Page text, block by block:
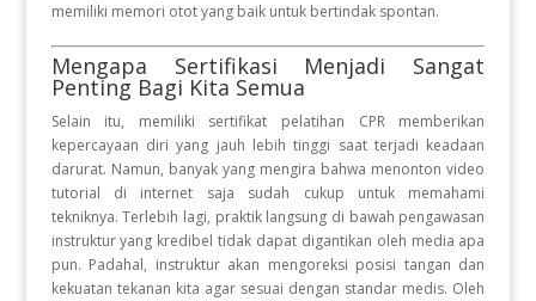
memiliki memori otot yang baik untuk bertindak spontan.
Mengapa Sertifikasi Menjadi Sangat
Penting Bagi Kita Semua
Selain itu, memiliki sertifikat pelatihan CPR memberikan
kepercayaan diri yang jauh lebih tinggi saat terjadi keadaan
darurat. Namun, banyak yang mengira bahwa menonton video
tutorial di internet saja sudah cukup untuk memahami
tekniknya.Terlebih lagi, praktik langsung di bawah pengawasan
instruktur yang kredibel tidak dapat digantikan oleh media apa
pun. Padahal, instruktur akan mengoreksi posisi tangan dan
kekuatan tekanan kita agar sesuai dengan standar medis. Oleh